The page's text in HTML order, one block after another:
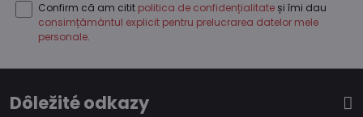
Confirm că am citit politica de confidențialitate și îmi dau
consimțământul explicit pentru prelucrarea datelor mele
personale.
Dôležité odkazy